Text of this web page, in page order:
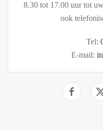
8.30 tot 17.00 uur tot
ook
Tel:
E-mail: